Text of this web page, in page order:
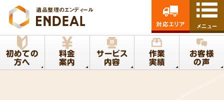
遺品整理のエンディール
初めての
方へ
料金
案内
サービス
内容
作業
実績
お客様
の声
対応エリア メニュー